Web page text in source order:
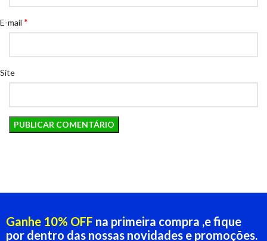
E-mail *
Site
Ganhe 10% OFF na primeira compra ,e fique
por dentro das nossas novidades e promoções.